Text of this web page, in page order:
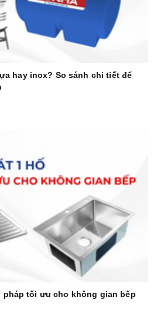
hay inox? So sánh chi tiết để
pháp tối ưu cho không gian bếp